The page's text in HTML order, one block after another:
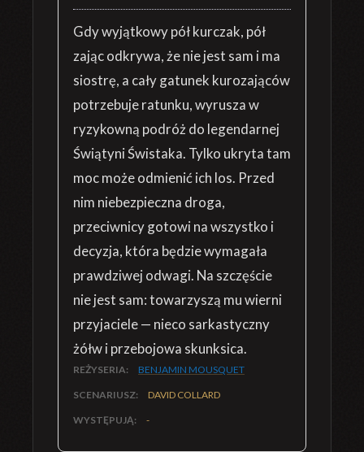
Gdy wyjątkowy pół kurczak, pół
zając odkrywa, że nie jest sam i ma
siostrę, a cały gatunek kurozająców
potrzebuje ratunku, wyrusza w
ryzykowną podróż do legendarnej
Świątyni Świstaka. Tylko ukryta tam
moc może odmienić ich los. Przed
nim niebezpieczna droga,
przeciwnicy gotowi na wszystko i
decyzja, która będzie wymagała
prawdziwej odwagi. Na szczęście
nie jest sam: towarzyszą mu wierni
przyjaciele — nieco sarkastyczny
żółw i przebojowa skunksica.
REŻYSERIA: BENJAMIN MOUSQUET
SCENARIUSZ: DAVID COLLARD
WYSTĘPUJĄ: -